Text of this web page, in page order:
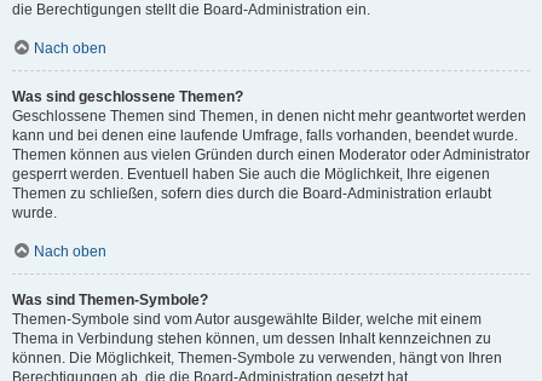
die Berechtigungen stellt die Board-Administration ein.
Nach oben
Was sind geschlossene Themen?
Geschlossene Themen sind Themen, in denen nicht mehr geantwortet werden
kann und bei denen eine laufende Umfrage, falls vorhanden, beendet wurde.
Themen können aus vielen Gründen durch einen Moderator oder Administrator
gesperrt werden. Eventuell haben Sie auch die Möglichkeit, Ihre eigenen
Themen zu schließen, sofern dies durch die Board-Administration erlaubt
wurde.
Nach oben
Was sind Themen-Symbole?
Themen-Symbole sind vom Autor ausgewählte Bilder, welche mit einem
Thema in Verbindung stehen können, um dessen Inhalt kennzeichnen zu
können. Die Möglichkeit, Themen-Symbole zu verwenden, hängt von Ihren
Berechtigungen ab, die die Board-Administration gesetzt hat.